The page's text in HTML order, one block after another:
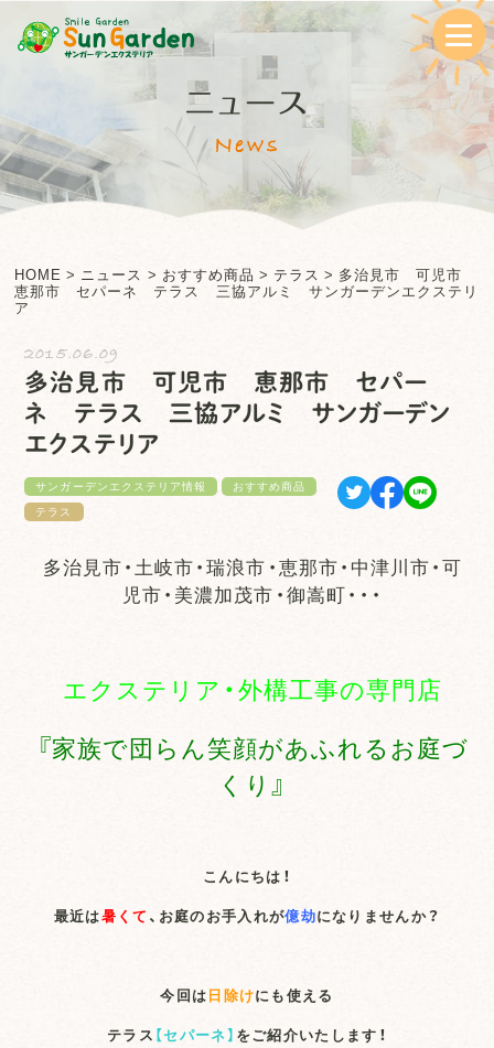
ニュース
News
HOME > ニュース > おすすめ商品 > テラス > 多治見市 可児市
恵那市 セパーネ テラス 三協アルミ サンガーデンエクステリ
ア
2015.06.09
多治見市 可児市 恵那市 セパー
ネ テラス 三協アルミ サンガーデン
エクステリア
サンガーデンエクステリア情報
おすすめ商品
テラス
多治見市・土岐市・瑞浪市・恵那市・中津川市・可
児市・美濃加茂市・御嵩町・・・
エクステリア・外構工事の専門店
『家族で団らん笑顔があふれるお庭づ
くり』
こんにちは！
最近は暑くて 、お庭のお手入れが億劫になりませんか？
今回は日除けにも使える
テラス 【セパーネ】 をご紹介いたします！